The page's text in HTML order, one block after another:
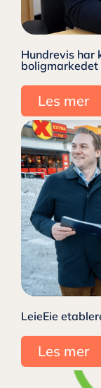
Hundrevis har
boligmarkedet
Les mer
LeieEie
Les mer